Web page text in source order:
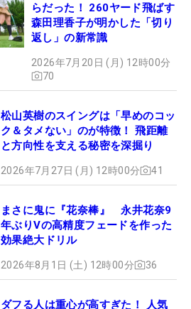
らだった！ 260ヤード飛ばす
森田理香子が明かした「切り
返し」の新常識
2026年7月20日 (月) 12時00分
70
松山英樹のスイングは「早めのコッ
ク＆タメない」のが特徴！ 飛距離
と方向性を支える秘密を深掘り
2026年7月27日 (月) 12時00分 41
まさに鬼に『花奈棒』 永井花奈9
年ぶりVの高精度フェードを作った
効果絶大ドリル
2026年8月1日 (土) 12時00分 36
ダフる人は重心が高すぎた！ 人気